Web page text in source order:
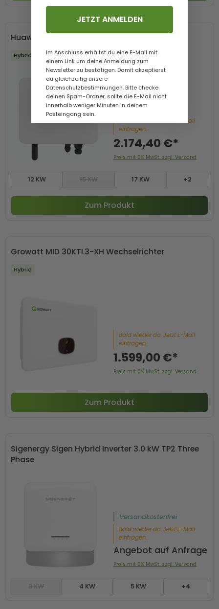
Huawei SUN2000-15K-MB0 Wechselrichter
Hybrid
12 KW 15 KW 17 KW +2
Bald wieder da. Jetzt E-Mail
eintragen.
2.174,40 €*
Preis mit 0% MwSt. zzgl. Versand
Zum Produkt
Growatt MID 30KTL3-XH Wechselrichter
Hybrid
Bald wieder da. Jetzt E-Mail
eintragen.
1.599,00 €*
Preis mit 0% MwSt. zzgl. Versand
Zum Produkt
Sigenergy Sigen Hybrid Inverter 3.0 kW TP2 Three
Phase
3 KW 4 KW 5 KW +4
Versandkostenfrei
Bald wieder da. Jetzt E-Mail
eintragen.
Angebot auf Anfrage
Preis mit 0% MwSt. zzgl. Versand
JETZT ANMELDEN
Im Anschluss erhältst du eine E-Mail mit
einem Link um deine Anmeldung zum
Newsletter zu bestätigen. Damit akzeptierst
du gleichzeitig unsere
Datenschutzbestimmungen. Bitte checke
deinen Spam-Ordner, sollte die E-Mail nicht
innerhalb weniger Minuten in deinem
Posteingang sein.